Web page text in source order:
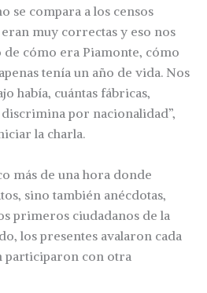
se compara a los censos
eran muy correctas y eso nos
cómo era Piamonte, cómo
tenía un año de vida. Nos
había, cuántas fábricas,
discrimina por nacionalidad”,
la charla.
más de una hora donde
sino también anécdotas,
primeros ciudadanos de la
los presentes avalaron cada
participaron con otra